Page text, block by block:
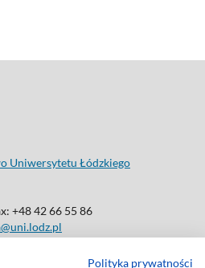
Polityka prywatności
Uniwersytetu Łódzkiego
+48 42 66 55 86